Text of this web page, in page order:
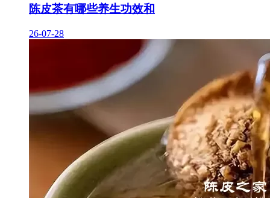
陈皮茶有哪些养生功效和
26-07-28